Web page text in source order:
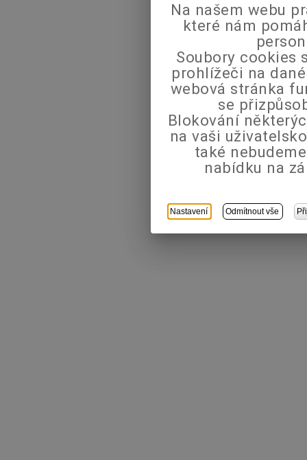
Na našem webu
které nám
Soubory cookies
prohlížeči na
webová stránka
se
Blokování
na vaši
také
nabídku na
Nastavení Odmítnout vše